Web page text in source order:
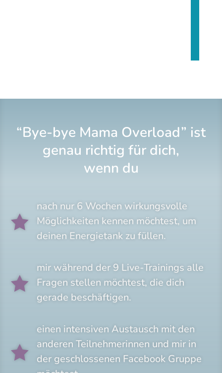
“Bye-bye Mama Overload” ist
genau richtig für dich,
wenn du

nach nur 6 Wochen wirkungsvolle
Möglichkeiten kennen möchtest, um
deinen Energietank zu füllen.

mir während der 9 Live-Trainings alle
Fragen stellen möchtest, die dich
gerade beschäftigen.

einen intensiven Austausch mit den
anderen Teilnehmerinnen und mir in
der geschlossenen Facebook Gruppe